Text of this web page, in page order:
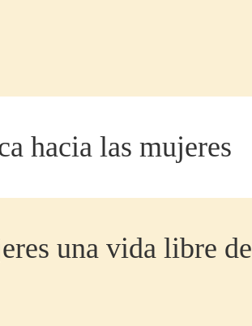
hacia las mujeres
una vida libre de